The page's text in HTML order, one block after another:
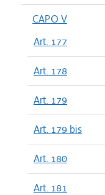
CAPO V
Art. 177
Art. 178
Art. 179
Art. 179 bis
Art. 180
Art. 181